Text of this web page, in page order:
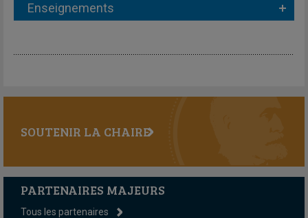
Enseignements
SOUTENIR LA CHAIRE
PARTENAIRES MAJEURS
Tous les partenaires